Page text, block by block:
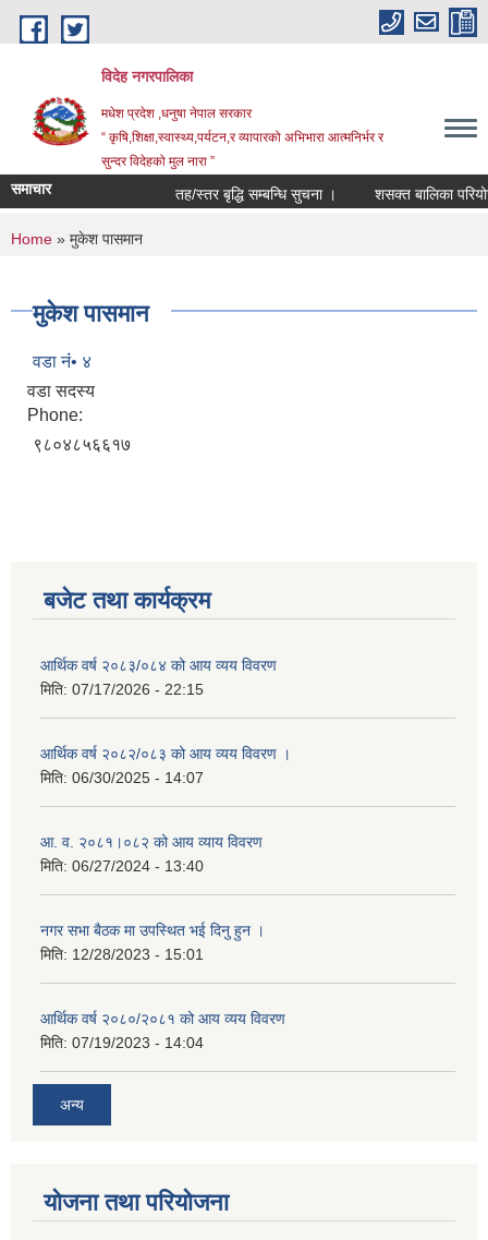
Skip to main content
विदेह नगरपालिका
मधेश प्रदेश ,धनुषा नेपाल सरकार
“ कृषि,शिक्षा,स्वास्थ्य,पर्यटन,र व्यापारको अभिभारा आत्मनिर्भर र
सुन्दर विदेहको मुल नारा ”
समाचार तह/स्तर बृद्धि सम्बन्धि सुचना । शसक्त बालिका
You are here
Home » मुकेश पासमान
मुकेश पासमान
वडा नंं• ४
वडा सदस्य
Phone:
९८०४८५६६१७
बजेट तथा कार्यक्रम
आर्थिक वर्ष २०८३/०८४ को आय व्यय विवरण
मिति: 07/17/2026 - 22:15
आर्थिक वर्ष २०८२/०८३ को आय व्यय विवरण ।
मिति: 06/30/2025 - 14:07
आ. व. २०८१।०८२ को आय व्याय विवरण
मिति: 06/27/2024 - 13:40
नगर सभा बैठक मा उपस्थित भई दिनु हुन ।
मिति: 12/28/2023 - 15:01
आर्थिक वर्ष २०८०/२०८१ को आय व्यय विवरण
मिति: 07/19/2023 - 14:04
अन्य
योजना तथा परियोजना